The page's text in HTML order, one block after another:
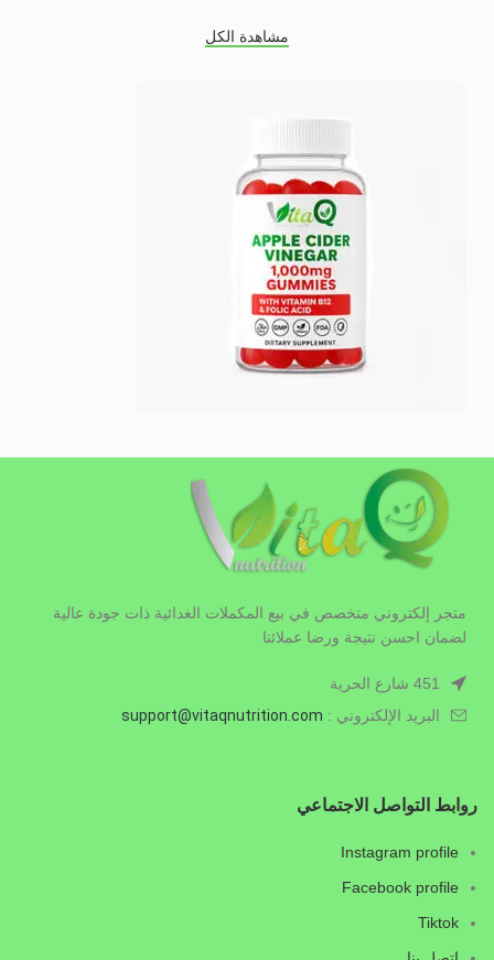
مشاهدة الكل
متجر إلكتروني متخصص في بيع المكملات الغدائية ذات جودة عالية
لضمان احسن نتيجة ورضا عملائنا
451 شارع الحرية
البريد الإلكتروني :
support@vitaqnutrition .com
روابط التواصل الاجتماعي
Instagram profile
Facebook profile
Tiktok